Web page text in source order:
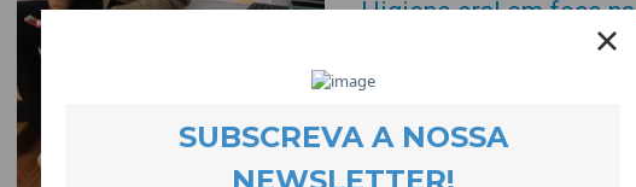
Higiene oral em foco
23 March 2023
O Projecto Tecer a DiverCidade
sobre higiene oral na EB1 do